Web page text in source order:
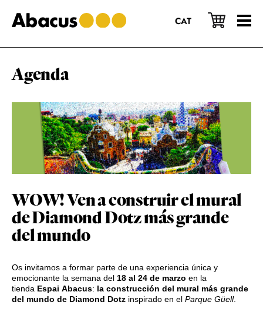
al
contenido
a
la
lateral
al
pie
página
CAT
Agenda
WOW! Ven a construir el mural
de Diamond Dotz más grande
del mundo
Os invitamos a formar parte de una experiencia única y
emocionante la semana del 18 al 24 de marzo en la
tienda Espai Abacus: la construcción del mural más grande
del mundo de Diamond Dotz inspirado en el Parque Güell.